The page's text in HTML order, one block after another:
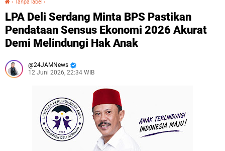
› Tanpa label ›
LPA Deli Serdang Minta BPS Pastikan
Pendataan Sensus Ekonomi 2026 Akurat
Demi Melindungi Hak Anak
24JAMNews
12 Juni 2026, 22:34 WIB